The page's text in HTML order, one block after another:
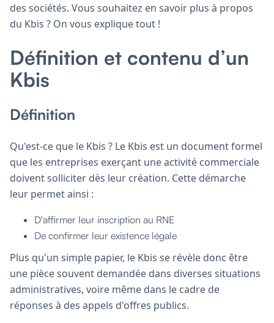
des sociétés. Vous souhaitez en savoir plus à propos
du Kbis ? On vous explique tout !
Définition et contenu d’un
Kbis
Définition
Qu'est-ce que le Kbis ? Le Kbis est un document formel
que les entreprises exerçant une activité commerciale
doivent solliciter dès leur création. Cette démarche
leur permet ainsi :
D'affirmer leur inscription au RNE
De confirmer leur existence légale
Plus qu'un simple papier, le Kbis se révèle donc être
une pièce souvent demandée dans diverses situations
administratives, voire même dans le cadre de
réponses à des appels d'offres publics.